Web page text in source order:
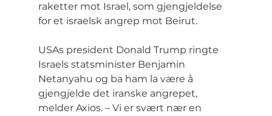
raketter mot Israel, som gjengjeldelse
for et israelsk angrep mot Beirut.
USAs president Donald Trump ringte
Israels statsminister Benjamin
Netanyahu og ba ham la være å
gjengjelde det iranske angrepet,
melder Axios. – Vi er svært nær en